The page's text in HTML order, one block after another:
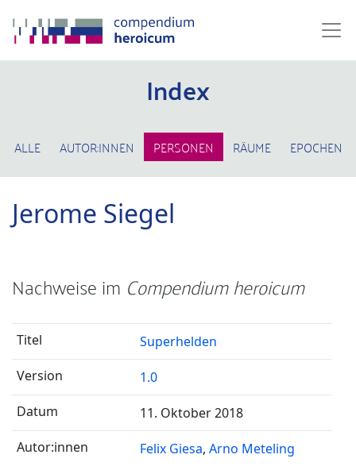
Index
ALLE AUTOR:INNEN PERSONEN RÄUME EPOCHEN
Jerome Siegel
Nachweise im Compendium heroicum
Superhelden
1.0
11. Oktober 2018
Felix Giesa Arno Meteling